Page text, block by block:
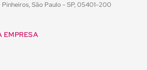
Pinheiros, São Paulo - SP, 05401-200
EMPRESA